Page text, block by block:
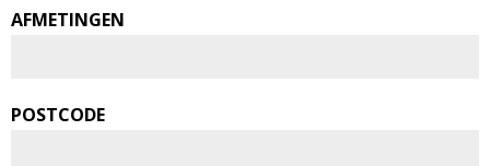
AFMETINGEN
POSTCODE